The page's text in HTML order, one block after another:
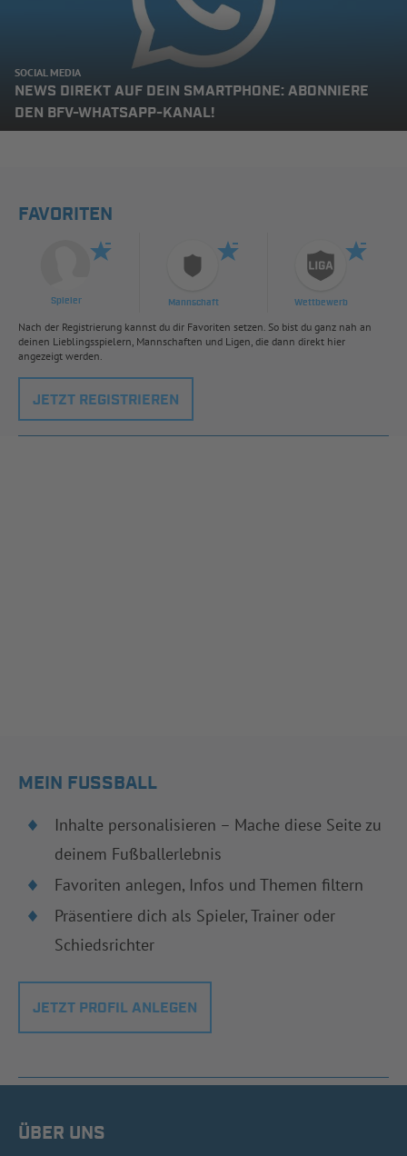
SOCIAL MEDIA
NEWS DIREKT AUF DEIN SMARTPHONE: ABONNIERE
DEN BFV-WHATSAPP-KANAL!
FAVORITEN
Spieler Mannschaft Wettbewerb
Nach der Registrierung kannst du dir Favoriten setzen. So bist du ganz nah an
deinen Lieblingsspielern, Mannschaften und Ligen, die dann direkt hier
angezeigt werden.
JETZT REGISTRIEREN
MEIN FUSSBALL
Inhalte personalisieren – Mache diese Seite zu
deinem Fußballerlebnis
Favoriten anlegen, Infos und Themen filtern
Präsentiere dich als Spieler, Trainer oder
Schiedsrichter
JETZT PROFIL ANLEGEN
ÜBER UNS